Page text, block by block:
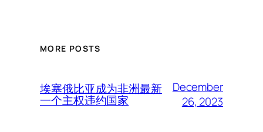
MORE POSTS
埃塞俄比亚成为非洲最新
一个主权违约国家
December
26, 2023